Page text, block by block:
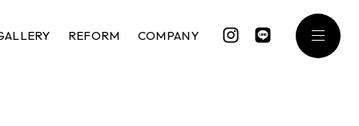
REFORM COMPANY